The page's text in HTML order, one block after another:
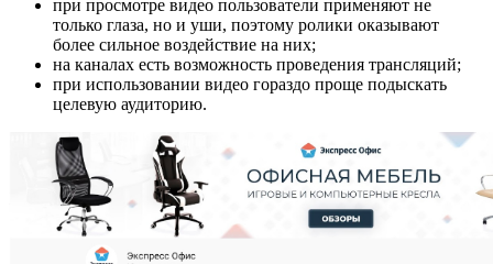
при просмотре видео пользователи применяют не
только глаза, но и уши, поэтому ролики оказывают
более сильное воздействие на них;
на каналах есть возможность проведения трансляций;
при использовании видео гораздо проще подыскать
целевую аудиторию.